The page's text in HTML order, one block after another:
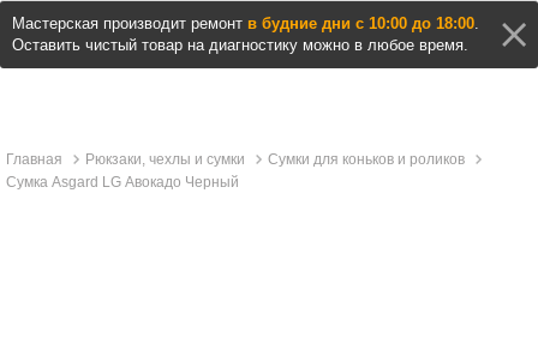
Мастерская производит ремонт в будние дни с 10:00 до 18:00.
Оставить чистый товар на диагностику можно в любое время.
Главная Рюкзаки, чехлы и сумки
Сумки для коньков и роликов
Сумка Asgard LG Авокадо Черный